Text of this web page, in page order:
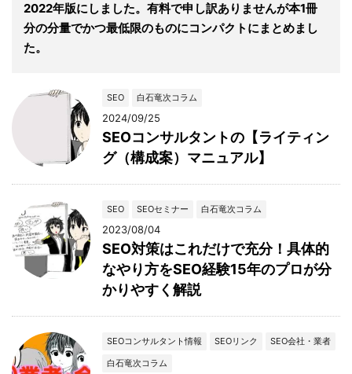
2022年版にしました。有料で申し訳ありませんが本1冊
分の分量でかつ最低限のものにコンパクトにまとめまし
た。
SEO 白石竜次コラム
2024/09/25
SEOコンサルタントの【ライティン
グ（構成案）マニュアル】
SEO SEOセミナー 白石竜次コラム
2023/08/04
SEO対策はこれだけで充分！具体的
なやり方をSEO経験15年のプロが分
かりやすく解説
SEOコンサルタント情報 SEOリンク
SEO会社・業者
白石竜次コラム